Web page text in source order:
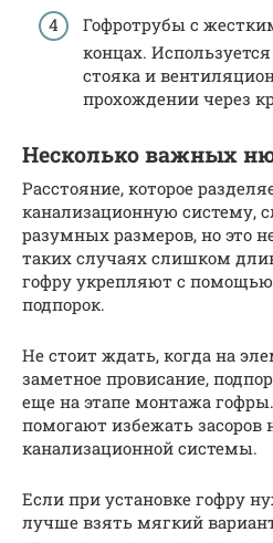
Гофротрубы с
концах.
стояка и
прохождении через
Несколько важных
Расстояние, которое
канализационную систему,
разумных размеров, но это
таких случаях слишком
гофру укрепляют с
подпорок.
Не стоит ждать, когда на
заметное провисание,
еще на этапе монтажа
помогают избежать засоров
канализационной системы.
Если при установке гофру
лучше взять мягкий